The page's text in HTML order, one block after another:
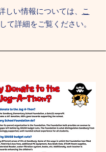
しい情報については、
こ
して詳細をご覧ください。